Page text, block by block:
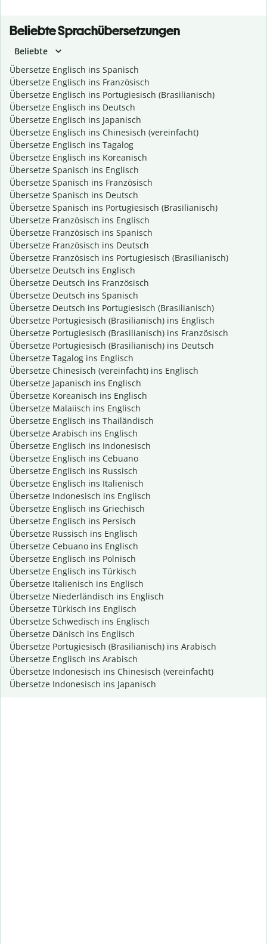
Beliebte Sprachübersetzungen
Beliebte
Übersetze Englisch ins Spanisch
Übersetze Englisch ins Französisch
Übersetze Englisch ins Portugiesisch (Brasilianisch)
Übersetze Englisch ins Deutsch
Übersetze Englisch ins Japanisch
Übersetze Englisch ins Chinesisch (vereinfacht)
Übersetze Englisch ins Tagalog
Übersetze Englisch ins Koreanisch
Übersetze Spanisch ins Englisch
Übersetze Spanisch ins Französisch
Übersetze Spanisch ins Deutsch
Übersetze Spanisch ins Portugiesisch (Brasilianisch)
Übersetze Französisch ins Englisch
Übersetze Französisch ins Spanisch
Übersetze Französisch ins Deutsch
Übersetze Französisch ins Portugiesisch (Brasilianisch)
Übersetze Deutsch ins Englisch
Übersetze Deutsch ins Französisch
Übersetze Deutsch ins Spanisch
Übersetze Deutsch ins Portugiesisch (Brasilianisch)
Übersetze Portugiesisch (Brasilianisch) ins Englisch
Übersetze Portugiesisch (Brasilianisch) ins Französisch
Übersetze Portugiesisch (Brasilianisch) ins Deutsch
Übersetze Tagalog ins Englisch
Übersetze Chinesisch (vereinfacht) ins Englisch
Übersetze Japanisch ins Englisch
Übersetze Koreanisch ins Englisch
Übersetze Malaiisch ins Englisch
Übersetze Englisch ins Thailändisch
Übersetze Arabisch ins Englisch
Übersetze Englisch ins Indonesisch
Übersetze Englisch ins Cebuano
Übersetze Englisch ins Russisch
Übersetze Englisch ins Italienisch
Übersetze Indonesisch ins Englisch
Übersetze Englisch ins Griechisch
Übersetze Englisch ins Persisch
Übersetze Russisch ins Englisch
Übersetze Cebuano ins Englisch
Übersetze Englisch ins Polnisch
Übersetze Englisch ins Türkisch
Übersetze Italienisch ins Englisch
Übersetze Niederländisch ins Englisch
Übersetze Türkisch ins Englisch
Übersetze Schwedisch ins Englisch
Übersetze Dänisch ins Englisch
Übersetze Portugiesisch (Brasilianisch) ins Arabisch
Übersetze Englisch ins Arabisch
Übersetze Indonesisch ins Chinesisch (vereinfacht)
Übersetze Indonesisch ins Japanisch